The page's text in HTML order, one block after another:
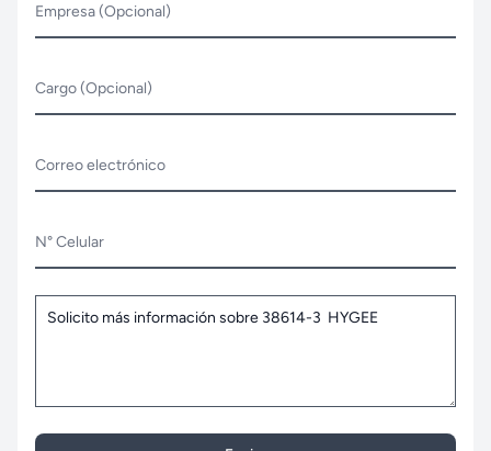
Empresa (Opcional)
Cargo (Opcional)
Correo electrónico
N° Celular